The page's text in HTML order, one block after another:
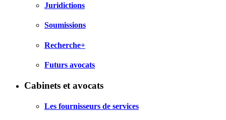
Juridictions
Soumissions
Recherche+
Futurs avocats
Cabinets et avocats
Les fournisseurs de services